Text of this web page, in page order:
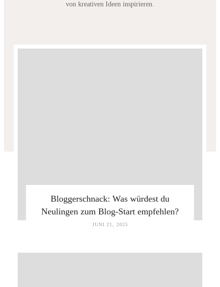
von kreativen Ideen inspirieren.
Bloggerschnack: Was würdest du
Neulingen zum Blog-Start empfehlen?
JUNI 21, 2025